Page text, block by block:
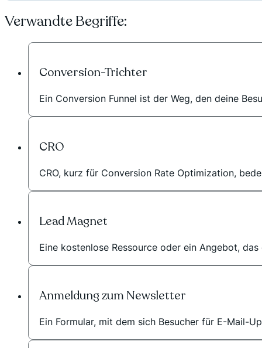
Verwandte Begriffe:
Conversion-Trichter
Ein Conversion Funnel ist der Weg, den deine
CRO
CRO, kurz für Conversion Rate Optimization,
Lead Magnet
Eine kostenlose Ressource oder ein Angebot,
Anmeldung zum Newsletter
Ein Formular, mit dem sich Besucher für E-Mail-